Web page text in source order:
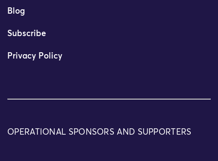
Blog
Subscribe
Privacy Policy
OPERATIONAL SPONSORS AND SUPPORTERS